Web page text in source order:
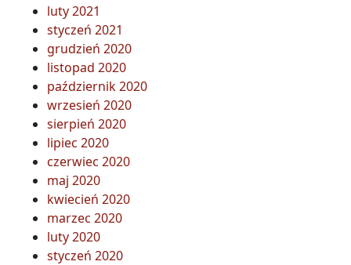
luty 2021
styczeń 2021
grudzień 2020
listopad 2020
październik 2020
wrzesień 2020
sierpień 2020
lipiec 2020
czerwiec 2020
maj 2020
kwiecień 2020
marzec 2020
luty 2020
styczeń 2020